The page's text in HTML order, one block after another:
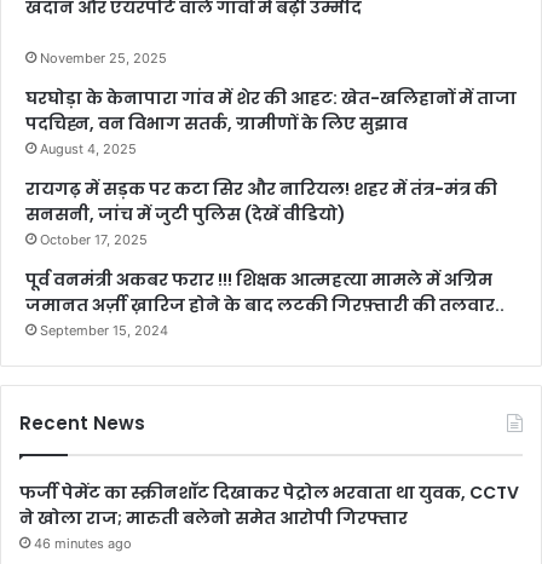
खदान और एयरपोर्ट वाले गांवों में बढ़ी उम्मीद
November 25, 2025
घरघोड़ा के केनापारा गांव में शेर की आहट: खेत-खलिहानों में ताजा
पदचिह्न, वन विभाग सतर्क, ग्रामीणों के लिए सुझाव
August 4, 2025
रायगढ़ में सड़क पर कटा सिर और नारियल! शहर में तंत्र-मंत्र की
सनसनी, जांच में जुटी पुलिस (देखें वीडियो)
October 17, 2025
पूर्व वनमंत्री अकबर फरार !!! शिक्षक आत्महत्या मामले में अग्रिम
जमानत अर्ज़ी ख़ारिज होने के बाद लटकी गिरफ़्तारी की तलवार..
September 15, 2024
Recent News
फर्जी पेमेंट का स्क्रीनशॉट दिखाकर पेट्रोल भरवाता था युवक, CCTV
ने खोला राज; मारुती बलेनो समेत आरोपी गिरफ्तार
46 minutes ago